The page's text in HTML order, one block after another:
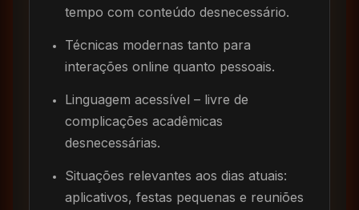
tempo com conteúdo desnecessário.
Técnicas modernas tanto para
interações online quanto pessoais.
Linguagem acessível – livre de
complicações acadêmicas
desnecessárias.
Situações relevantes aos dias atuais:
aplicativos, festas pequenas e reuniões